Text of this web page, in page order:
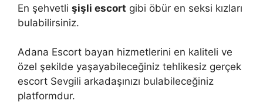
En şehvetli şişli escort gibi öbür en seksi kızları
bulabilirsiniz.
Adana Escort bayan hizmetlerini en kaliteli ve
özel şekilde yaşayabileceğiniz tehlikesiz gerçek
escort Sevgili arkadaşınızı bulabileceğiniz
platformdur.